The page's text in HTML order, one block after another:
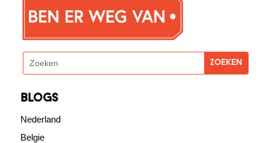
blogs
Nederland
Belgie